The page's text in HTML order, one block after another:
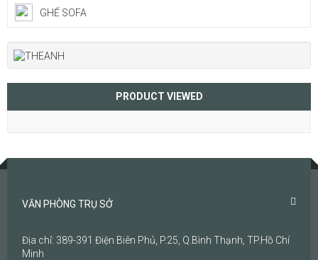
GHẾ SOFA
PRODUCT VIEWED
VĂN PHÒNG TRỤ SỞ
Địa chỉ: 389-391 Điện Biên Phủ, P.25, Q.Bình Thạnh, TP.Hồ Chí
Minh